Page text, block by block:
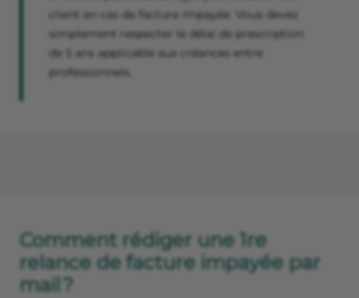
client en cas de facture impayée. Vous devez
simplement respecter le délai de prescription
de 5 ans applicable aux créances entre
professionnels.
Comment rédiger une 1re
relance de facture impayée par
mail ?